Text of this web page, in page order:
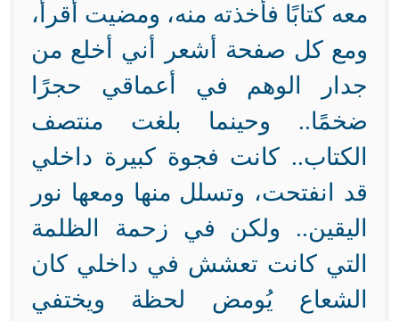
معه كتابًا فأخذته منه، ومضيت أقرأ،
ومع كل صفحة أشعر أني أخلع من
جدار الوهم في أعماقي حجرًا
ضخمًا.. وحينما بلغت منتصف
الكتاب.. كانت فجوة كبيرة داخلي
قد انفتحت، وتسلل منها ومعها نور
اليقين.. ولكن في زحمة الظلمة
التي كانت تعشش في داخلي كان
الشعاع يُومض لحظة ويختفي